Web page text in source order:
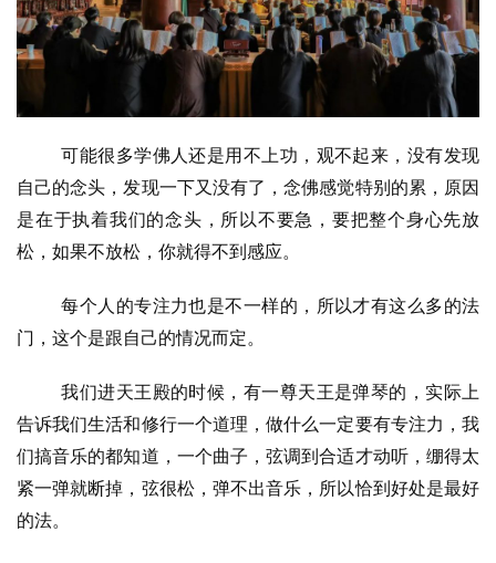
可能很多学佛人还是用不上功，观不起来，没有发现
自己的念头，发现一下又没有了，念佛感觉特别的累，原因
是在于执着我们的念头，所以不要急，要把整个身心先放
松，如果不放松，你就得不到感应。
每个人的专注力也是不一样的，所以才有这么多的法
门，这个是跟自己的情况而定。
我们进天王殿的时候，有一尊天王是弹琴的，实际上
告诉我们生活和修行一个道理，做什么一定要有专注力，我
们搞音乐的都知道，一个曲子，弦调到合适才动听，绷得太
紧一弹就断掉，弦很松，弹不出音乐，所以恰到好处是最好
的法。